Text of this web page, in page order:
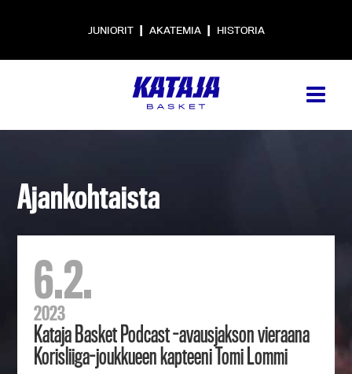
JUNIORIT | AKATEMIA | HISTORIA
Ajankohtaista
6.2.
2023
Kataja Basket Podcast -avausjakson vieraana
Korisliiga-joukkueen kapteeni Tomi Lommi